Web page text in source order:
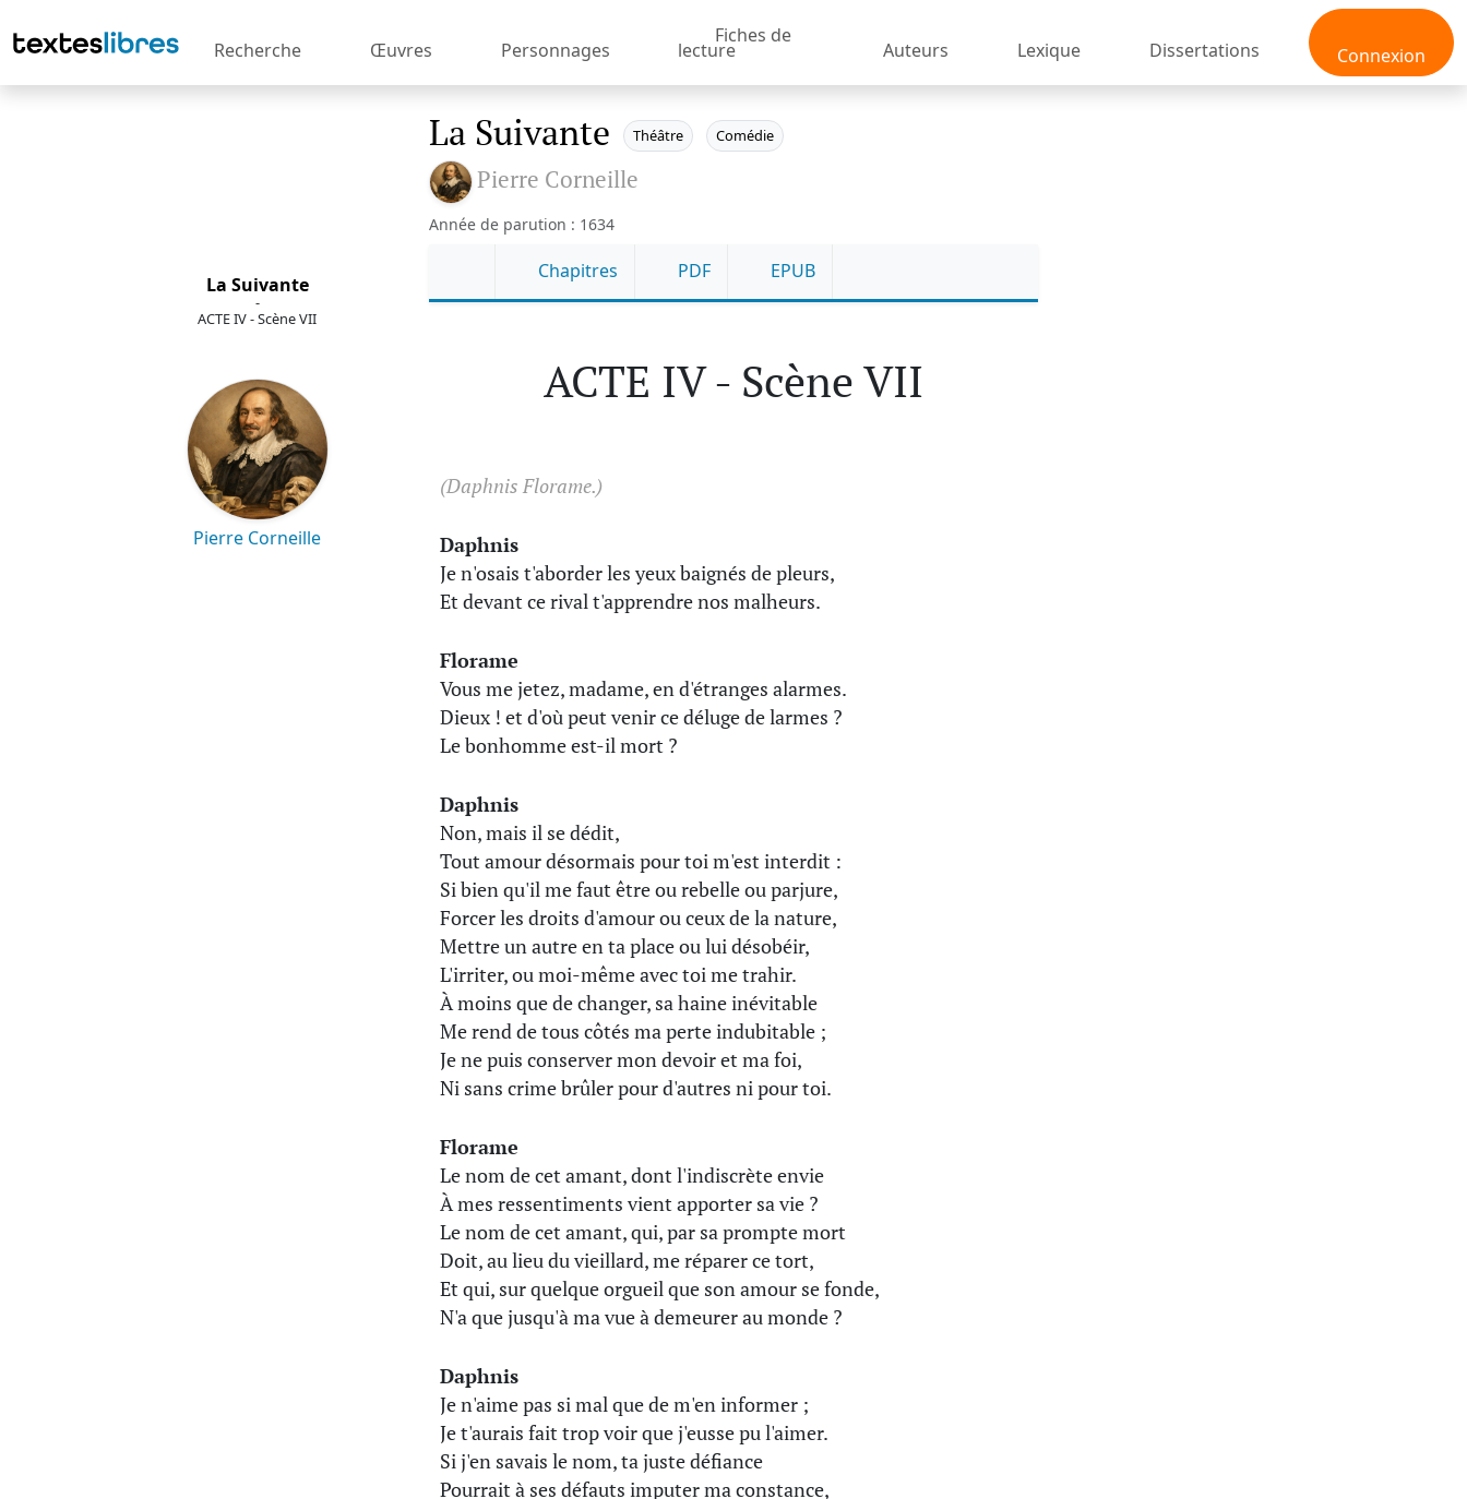
Connexion
Recherche Œuvres Personnages
Fiches de
lecture Auteurs Lexique Dissertations
La Suivante
-
ACTE IV - Scène VII
Pierre Corneille
La Suivante Théâtre Comédie
Pierre Corneille
Année de parution : 1634
Chapitres PDF EPUB
ACTE IV - Scène VII
(Daphnis Florame.)
Daphnis
Je n'osais t'aborder les yeux baignés de pleurs,
Et devant ce rival t'apprendre nos malheurs.
Florame
Vous me jetez, madame, en d'étranges alarmes.
Dieux ! et d'où peut venir ce déluge de larmes ?
Le bonhomme est-il mort ?
Daphnis
Non, mais il se dédit,
Tout amour désormais pour toi m'est interdit :
Si bien qu'il me faut être ou rebelle ou parjure,
Forcer les droits d'amour ou ceux de la nature,
Mettre un autre en ta place ou lui désobéir,
L'irriter, ou moi-même avec toi me trahir.
À moins que de changer, sa haine inévitable
Me rend de tous côtés ma perte indubitable ;
Je ne puis conserver mon devoir et ma foi,
Ni sans crime brûler pour d'autres ni pour toi.
Florame
Le nom de cet amant, dont l'indiscrète envie
À mes ressentiments vient apporter sa vie ?
Le nom de cet amant, qui, par sa prompte mort
Doit, au lieu du vieillard, me réparer ce tort,
Et qui, sur quelque orgueil que son amour se fonde,
N'a que jusqu'à ma vue à demeurer au monde ?
Daphnis
Je n'aime pas si mal que de m'en informer ;
Je t'aurais fait trop voir que j'eusse pu l'aimer.
Si j'en savais le nom, ta juste défiance
Pourrait à ses défauts imputer ma constance,